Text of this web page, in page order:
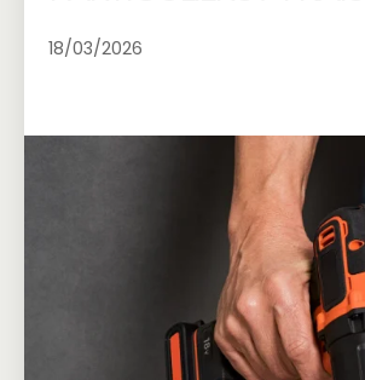
18/03/2026